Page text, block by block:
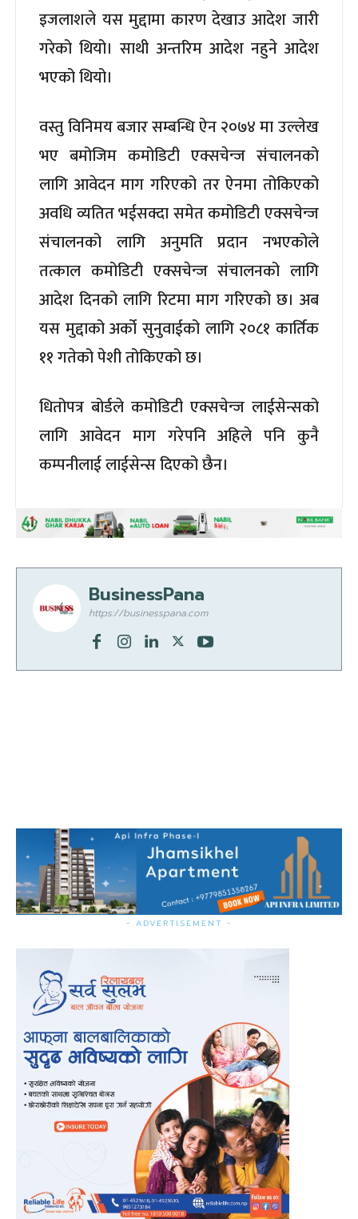
इजलाशले यस मुद्दामा कारण देखाउ आदेश जारी
गरेको थियो। साथी अन्तरिम आदेश नहुने आदेश
भएको थियो।
वस्तु विनिमय बजार सम्बन्धि ऐन २०७४ मा उल्लेख
भए बमोजिम कमोडिटी एक्सचेन्ज संचालनको
लागि आवेदन माग गरिएको तर ऐनमा तोकिएको
अवधि व्यतित भईसक्दा समेत कमोडिटी एक्सचेन्ज
संचालनको लागि अनुमति प्रदान नभएकोले
तत्काल कमोडिटी एक्सचेन्ज संचालनको लागि
आदेश दिनको लागि रिटमा माग गरिएको छ। अब
यस मुद्दाको अर्को सुनुवाईको लागि २०८१ कार्तिक
११ गतेको पेशी तोकिएको छ।
धितोपत्र बोर्डले कमोडिटी एक्सचेन्ज लाईसेन्सको
लागि आवेदन माग गरेपनि अहिले पनि कुनै
कम्पनीलाई लाईसेन्स दिएको छैन।
BusinessPana
https://businesspana.com
- ADVERTISEMENT -